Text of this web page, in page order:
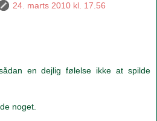
24. marts 2010 kl. 17.56
en dejlig følelse ikke at spilde
noget.